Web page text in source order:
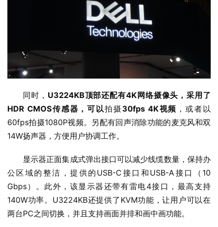
同时， U3224KB顶部还配有4K网络摄像头，采用了
HDR CMOS传感器，可以拍摄30fps 4K视频 ，或者以
60fps拍摄1080P视频。另配有回声消除功能的麦克风和双
14W扬声器，方便用户协调工作。
显示器正面集成式弹出接口可以减少线缆数量，保持办
公区域的整洁，提供的USB-C接口和USB-A接口（10
Gbps）。此外，该显示器还带有雷电4接口，最高支持
140W功率。U3224KB还提供了KVM功能，让用户可以在
两台PC之间切换，并且支持画面并排和画中画功能。